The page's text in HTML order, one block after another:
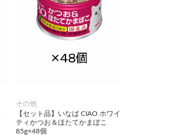
その他
【セット品】いなば CIAO ホワイ
ティかつお＆ほたてかまぼこ
85g×48個